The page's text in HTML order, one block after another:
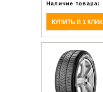
Наличие товара:
КУПИТЬ В 1 КЛИК